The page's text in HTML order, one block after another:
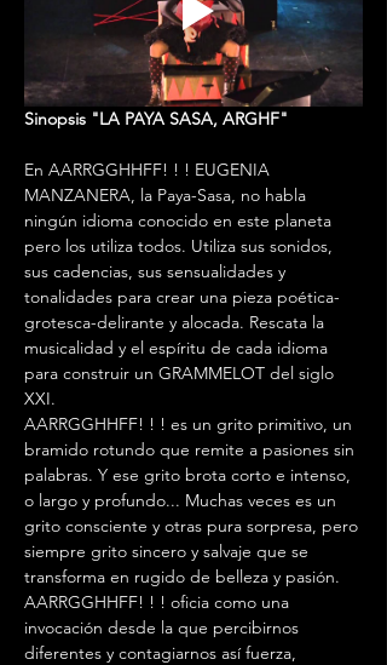
Sinopsis "LA PAYA SASA, ARGHF"
En AARRGGHHFF! ! ! EUGENIA
MANZANERA, la Paya-Sasa, no habla
ningún idioma conocido en este planeta
pero los utiliza todos. Utiliza sus sonidos,
sus cadencias, sus sensualidades y
tonalidades para crear una pieza poética-
grotesca-delirante y alocada. Rescata la
musicalidad y el espíritu de cada idioma
para construir un GRAMMELOT del siglo
XXI.
AARRGGHHFF! ! ! es un grito primitivo, un
bramido rotundo que remite a pasiones sin
palabras. Y ese grito brota corto e intenso,
o largo y profundo... Muchas veces es un
grito consciente y otras pura sorpresa, pero
siempre grito sincero y salvaje que se
transforma en rugido de belleza y pasión.
AARRGGHHFF! ! ! oficia como una
invocación desde la que percibirnos
diferentes y contagiarnos así fuerza,